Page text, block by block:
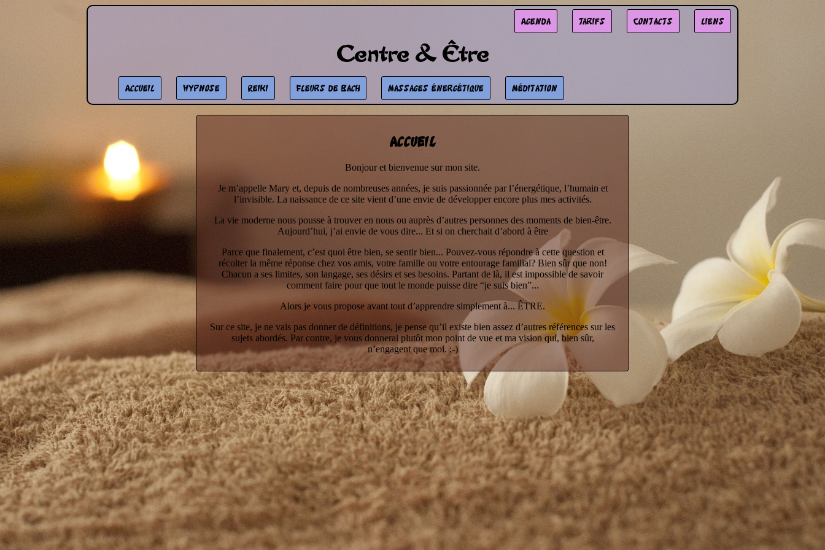
Agenda Tarifs Contacts liens
Centre & Être
Accueil Hypnose Reiki Fleurs de Bach Massages énergétique Méditation
Accueil
Bonjour et bienvenue sur mon site.
Je m’appelle Mary et, depuis de nombreuses années, je suis passionnée par l’énergétique, l’humain et
l’invisible. La naissance de ce site vient d’une envie de développer encore plus mes activités.
La vie moderne nous pousse à trouver en nous ou auprès d’autres personnes des moments de bien-être.
Aujourd’hui, j’ai envie de vous dire... Et si on cherchait d’abord à être
Parce que finalement, c’est quoi être bien, se sentir bien... Pouvez-vous répondre à cette question et
récolter la même réponse chez vos amis, votre famille ou votre entourage familial? Bien sûr que non!
Chacun a ses limites, son langage, ses désirs et ses besoins. Partant de là, il est impossible de savoir
comment faire pour que tout le monde puisse dire “je suis bien”...
Alors je vous propose avant tout d’apprendre simplement à... ÊTRE.
Sur ce site, je ne vais pas donner de définitions, je pense qu’il existe bien assez d’autres références sur les
sujets abordés. Par contre, je vous donnerai plutôt mon point de vue et ma vision qui, bien sûr,
n’engagent que moi. :-)